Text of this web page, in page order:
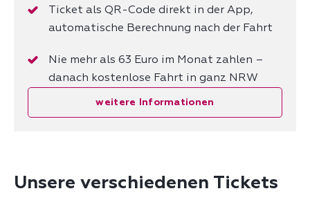
Ticket als QR-Code direkt in der App,
automatische Berechnung nach der Fahrt
Nie mehr als 63 Euro im Monat zahlen –
danach kostenlose Fahrt in ganz NRW
weitere Informationen
Unsere verschiedenen Tickets